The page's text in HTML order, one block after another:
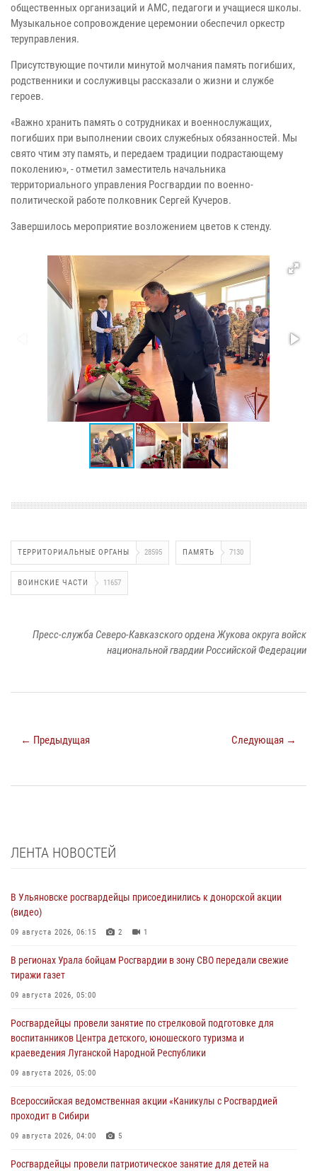
общественных организаций и АМС, педагоги и учащиеся школы.
Музыкальное сопровождение церемонии обеспечил оркестр
теруправления.
Присутствующие почтили минутой молчания память погибших,
родственники и сослуживцы рассказали о жизни и службе
героев.
«Важно хранить память о сотрудниках и военнослужащих,
погибших при выполнении своих служебных обязанностей. Мы
свято чтим эту память, и передаем традиции подрастающему
поколению», - отметил заместитель начальника
территориального управления Росгвардии по военно-
политической работе полковник Сергей Кучеров.
Завершилось мероприятие возложением цветов к стенду.
ТЕРРИТОРИАЛЬНЫЕ ОРГАНЫ 28595 ПАМЯТЬ 7130
ВОИНСКИЕ ЧАСТИ 11657
Пресс-служба Северо-Кавказского ордена Жукова округа войск
национальной гвардии Российской Федерации
← Предыдущая Следующая →
ЛЕНТА НОВОСТЕЙ
В Ульяновске росгвардейцы присоединились к донорской акции
(видео)
09 августа 2026, 06:15 2 1
В регионах Урала бойцам Росгвардии в зону СВО передали свежие
тиражи газет
09 августа 2026, 05:00
Росгвардейцы провели занятие по стрелковой подготовке для
воспитанников Центра детского, юношеского туризма и
краеведения Луганской Народной Республики
09 августа 2026, 05:00
Всероссийская ведомственная акции «Каникулы с Росгвардией
проходит в Сибири
09 августа 2026, 04:00 5
Росгвардейцы провели патриотическое занятие для детей на